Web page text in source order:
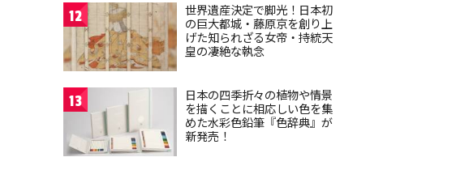
12
世界遺産決定で脚光！日本初
の巨大都城・藤原京を創り上
げた知られざる女帝・持統天
皇の凄絶な執念
13
日本の四季折々の植物や情景
を描くことに相応しい色を集
めた水彩色鉛筆『色辞典』が
新発売！